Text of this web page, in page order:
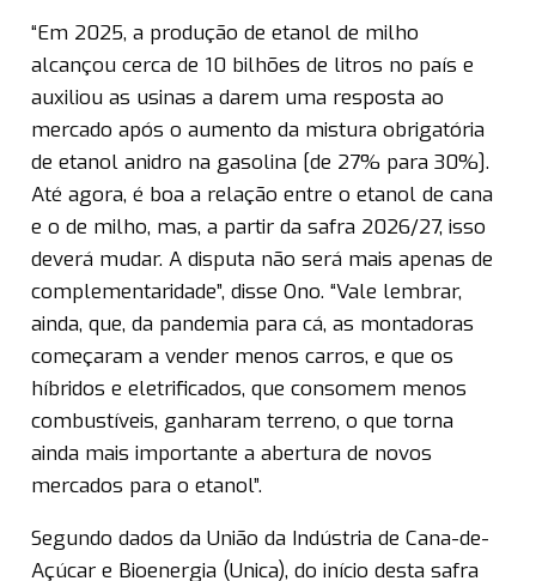
“Em 2025, a produção de etanol de milho
alcançou cerca de 10 bilhões de litros no país e
auxiliou as usinas a darem uma resposta ao
mercado após o aumento da mistura obrigatória
de etanol anidro na gasolina [de 27% para 30%].
Até agora, é boa a relação entre o etanol de cana
e o de milho, mas, a partir da safra 2026/27, isso
deverá mudar. A disputa não será mais apenas de
complementaridade”, disse Ono. “Vale lembrar,
ainda, que, da pandemia para cá, as montadoras
começaram a vender menos carros, e que os
híbridos e eletrificados, que consomem menos
combustíveis, ganharam terreno, o que torna
ainda mais importante a abertura de novos
mercados para o etanol”.
Segundo dados da União da Indústria de Cana-de-
Açúcar e Bioenergia (Unica), do início desta safra